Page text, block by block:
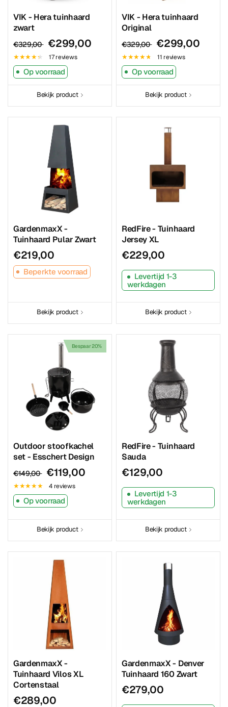
VIK - Hera tuinhaard
zwart
€329,00 €299,00
17 reviews
Op voorraad
Bekijk product
VIK - Hera tuinhaard
Original
€329,00 €299,00
11 reviews
Op voorraad
Bekijk product
GardenmaxX -
Tuinhaard Pular Zwart
€219,00
Beperkte voorraad
Bekijk product
RedFire - Tuinhaard
Jersey XL
€229,00
Levertijd 1-3
werkdagen
Bekijk product
Bespaar 20%
Outdoor stoofkachel
set - Esschert Design
€149,00 €119,00
4 reviews
Op voorraad
Bekijk product
RedFire - Tuinhaard
Sauda
€129,00
Levertijd 1-3
werkdagen
Bekijk product
GardenmaxX -
Tuinhaard Vilos XL
Cortenstaal
€289,00
GardenmaxX - Denver
Tuinhaard 160 Zwart
€279,00